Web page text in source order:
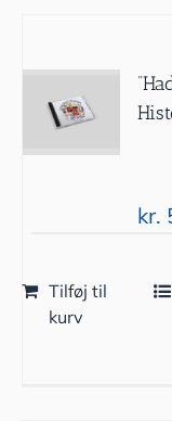
kr.
Tilføj til
kurv